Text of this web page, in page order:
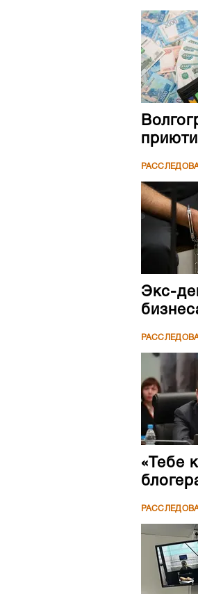
Экс-
«Тебе